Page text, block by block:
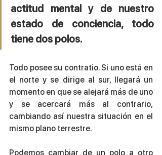
actitud mental y de nuestro
estado de conciencia, todo
tiene dos polos.
Todo posee su contratio. Si uno está en
el norte y se dirige al sur, llegará un
momento en que se alejará más de uno
y se acercará más al contrario,
cambiando así nuestra situación en el
mismo plano terrestre.
Podemos cambiar de un polo a otro